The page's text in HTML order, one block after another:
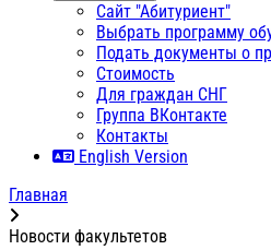
Сайт "Абитуриент"
Выбрать программу
Подать документы о
Стоимость
Для граждан СНГ
Группа ВКонтакте
Контакты
English Version
Главная
Новости факультетов